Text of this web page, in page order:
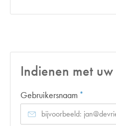
Indienen met
Gebruikersnaam *